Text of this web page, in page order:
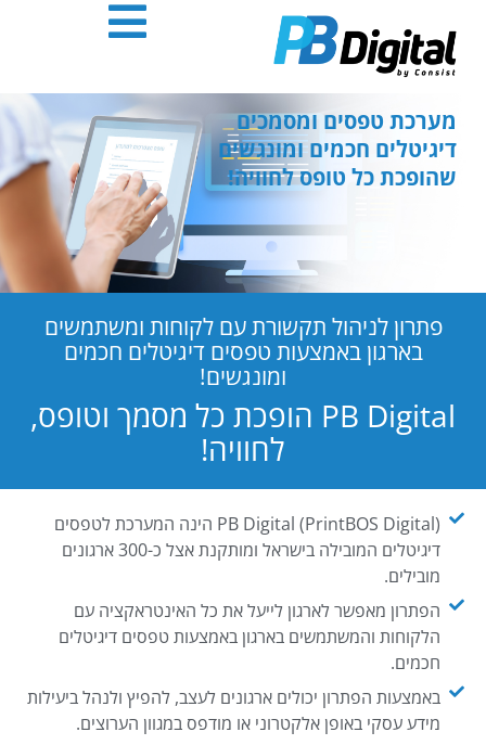
אנטר
מערכת טפסים ומסמכים
דיגיטלים חכמים ומונגשים
שהופכת כל טופס לחוויה!
פתרון לניהול תקשורת עם לקוחות ומשתמשים
בארגון באמצעות טפסים דיגיטלים חכמים
ומונגשים!
PB Digital הופכת כל מסמך וטופס,
לחוויה!
PB Digital (PrintBOS Digital) הינה המערכת לטפסים
דיגיטלים המובילה בישראל ומותקנת אצל כ-300 ארגונים
מובילים.
הפתרון מאפשר לארגון לייעל את כל האינטראקציה עם
הלקוחות והמשתמשים בארגון באמצעות טפסים דיגיטלים
חכמים.
באמצעות הפתרון יכולים ארגונים לעצב, להפיץ ולנהל ביעילות
מידע עסקי באופן אלקטרוני או מודפס במגוון הערוצים.